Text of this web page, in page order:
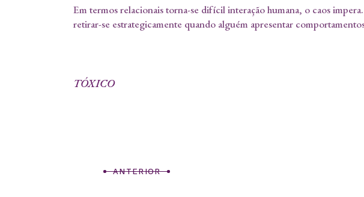
Em termos relacionais torna-se difícil interação humana, o caos
retirar-se estrategicamente quando alguém apresentar
TÓXICO
ANTERIOR